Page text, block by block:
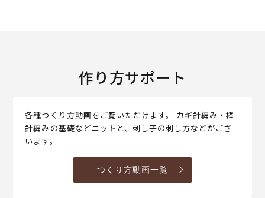
作り方サポート
各種つくり方動画をご覧いただけます。 カギ針編み・棒
針編みの基礎などニットと、刺し子の刺し方などがござ
います。
つくり方動画一覧